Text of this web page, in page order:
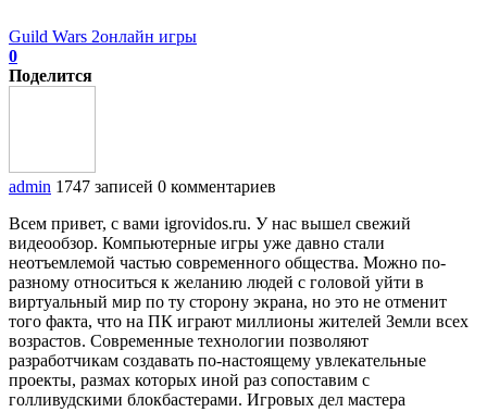
Guild Wars 2онлайн игры
0
Поделится
admin 1747 записей 0 комментариев
Всем привет, с вами igrovidos.ru. У нас вышел свежий
видеообзор. Компьютерные игры уже давно стали
неотъемлемой частью современного общества. Можно по-
разному относиться к желанию людей с головой уйти в
виртуальный мир по ту сторону экрана, но это не отменит
того факта, что на ПК играют миллионы жителей Земли всех
возрастов. Современные технологии позволяют
разработчикам создавать по-настоящему увлекательные
проекты, размах которых иной раз сопоставим с
голливудскими блокбастерами. Игровых дел мастера